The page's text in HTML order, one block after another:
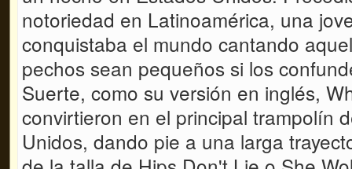
notoriedad en Latinoamérica, una
conquistaba el mundo cantando
pechos sean pequeños si los
Suerte, como su versión en inglés,
convirtieron en el principal trampolín
Unidos, dando pie a una larga